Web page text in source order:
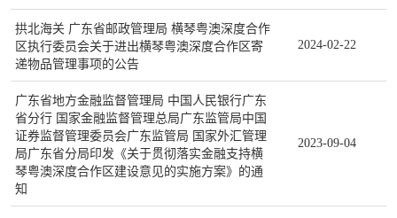
拱北海关 广东省邮政管理局 横琴粤澳深度合作
区执行委员会关于进出横琴粤澳深度合作区寄
递物品管理事项的公告
2024-02-22
广东省地方金融监督管理局 中国人民银行广东
省分行 国家金融监督管理总局广东监管局中国
证券监督管理委员会广东监管局 国家外汇管理
局广东省分局印发《关于贯彻落实金融支持横
琴粤澳深度合作区建设意见的实施方案》的通
知
2023-09-04